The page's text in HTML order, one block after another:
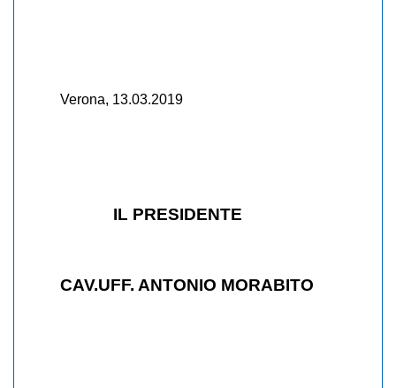
Verona, 13.03.2019
IL PRESIDENTE
CAV.UFF. ANTONIO MORABITO